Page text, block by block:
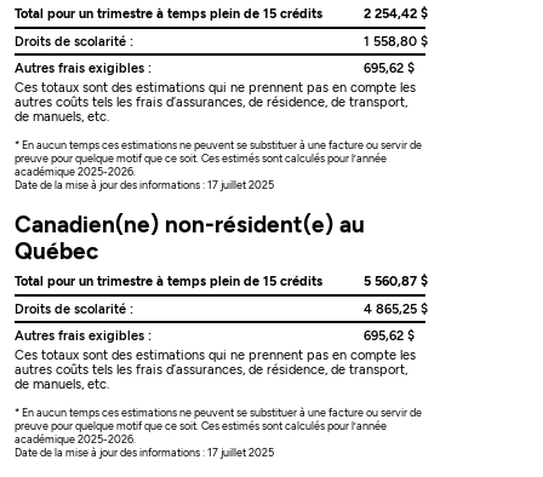
Total pour un trimestre à temps plein de 15 crédits
2 254,42 $
Droits de scolarité :
1 558,80 $
Autres frais exigibles :
695,62 $
Ces totaux sont des estimations qui ne prennent pas en compte les
autres coûts tels les frais d’assurances, de résidence, de transport,
de manuels, etc.
* En aucun temps ces estimations ne peuvent se substituer à une facture ou servir de
preuve pour quelque motif que ce soit. Ces estimés sont calculés pour l’année
académique 2025-2026.
Date de la mise à jour des informations : 17 juillet 2025
Canadien(ne) non-résident(e) au
Québec
Total pour un trimestre à temps plein de 15 crédits
5 560,87 $
Droits de scolarité :
4 865,25 $
Autres frais exigibles :
695,62 $
Ces totaux sont des estimations qui ne prennent pas en compte les
autres coûts tels les frais d’assurances, de résidence, de transport,
de manuels, etc.
* En aucun temps ces estimations ne peuvent se substituer à une facture ou servir de
preuve pour quelque motif que ce soit. Ces estimés sont calculés pour l’année
académique 2025-2026.
Date de la mise à jour des informations : 17 juillet 2025